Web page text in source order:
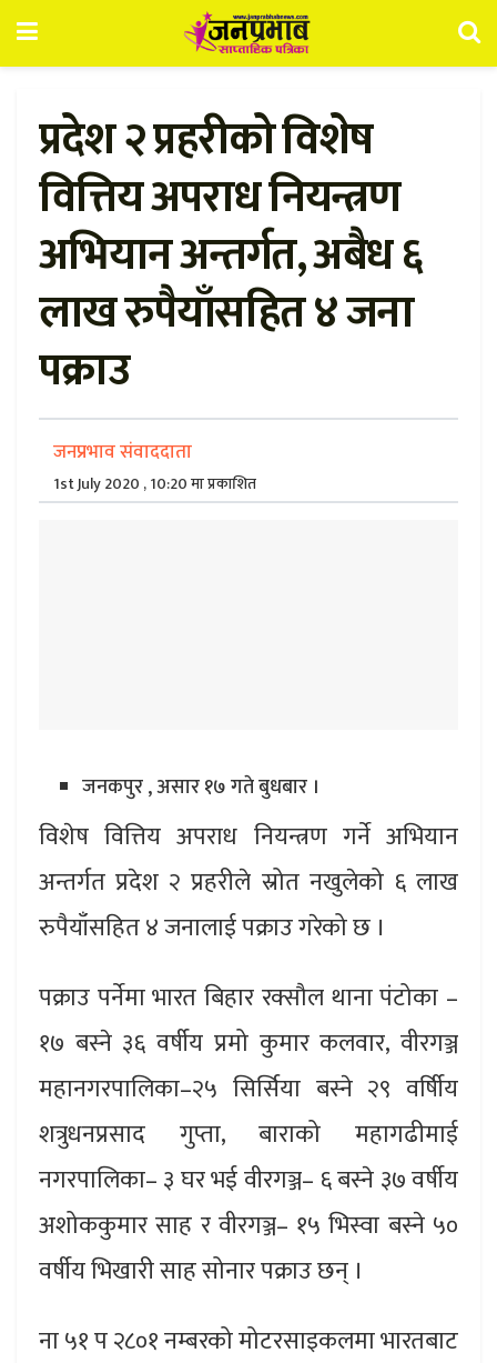
प्रदेश २ प्रहरीको विशेष
वित्तिय अपराध नियन्त्रण
अभियान अन्तर्गत, अबैध ६
लाख रुपैयाँसहित ४ जना
पक्राउ
जनप्रभाव संवाददाता
1st July 2020 , 10:20 मा प्रकाशित
जनकपुर , असार १७ गते बुधबार ।
विशेष वित्तिय अपराध नियन्त्रण गर्ने अभियान
अन्तर्गत प्रदेश २ प्रहरीले स्रोत नखुलेको ६ लाख
रुपैयाँसहित ४ जनालाई पक्राउ गरेको छ ।
पक्राउ पर्नेमा भारत बिहार रक्सौल थाना पंटोका –
१७ बस्ने ३६ वर्षीय प्रमो कुमार कलवार, वीरगञ्ज
महानगरपालिका–२५ सिर्सिया बस्ने २९ वर्षिीय
शत्रुधनप्रसाद गुप्ता, बाराको महागढीमाई
नगरपालिका– ३ घर भई वीरगञ्ज– ६ बस्ने ३७ वर्षीय
अशोककुमार साह र वीरगञ्ज– १५ भिस्वा बस्ने ५०
वर्षीय भिखारी साह सोनार पक्राउ छन् ।
ना ५१ प २८०१ नम्बरको मोटरसाइकलमा भारतबाट